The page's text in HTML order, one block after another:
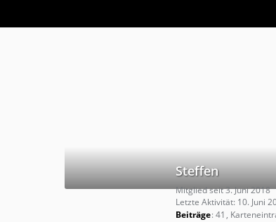
Steffen
Mitglied seit 3. Juni 2018
Letzte Aktivität: 10. Juni
Beiträge 41